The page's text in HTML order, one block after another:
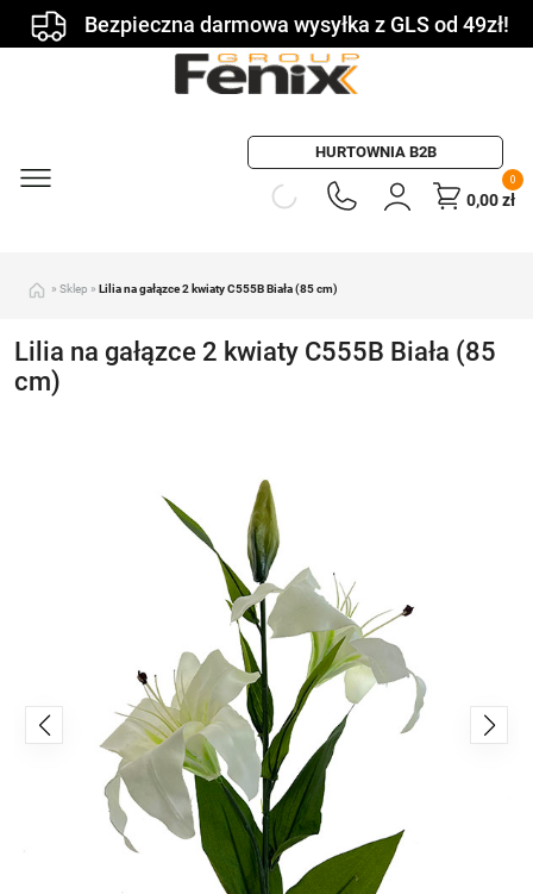
Bezpieczna darmowa wysyłka z GLS od 49zł!
HURTOWNIA B2B
0
0,00zł
» Sklep » Lilia na gałązce 2 kwiaty C555B Biała (85 cm)
Lilia na gałązce 2 kwiaty C555B Biała (85
cm)